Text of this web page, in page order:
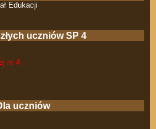
Edukacji
uczniów SP 4
nr 4
uczniów